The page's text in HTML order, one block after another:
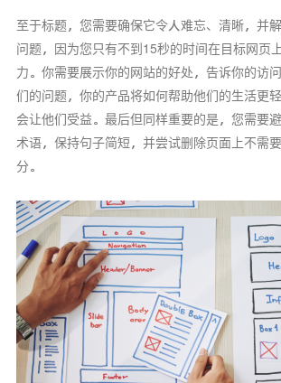
至于标题，您需要确保它令人难忘、清晰，并
问题，因为您只有不到15秒的时间在目标网页
力。你需要展示你的网站的好处，告诉你的访
们的问题，你的产品将如何帮助他们的生活更
会让他们受益。最后但同样重要的是，您需要
术语，保持句子简短，并尝试删除页面上不需
分。